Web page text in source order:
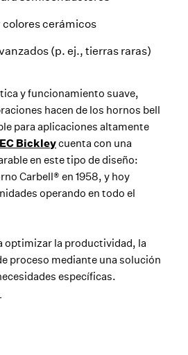
cerámicos
(p. ej., tierras raras)
y funcionamiento suave,
hacen de los hornos bell
para aplicaciones altamente
Bickleycuenta con una
en este tipo de diseño:
Carbell® en 1958, y hoy
operando en todo el
optimizar la productividad, la
proceso mediante una solución
específicas.